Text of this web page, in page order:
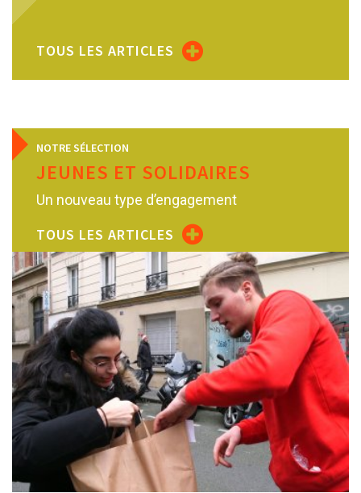
TOUS LES ARTICLES
NOTRE SÉLECTION
JEUNES ET SOLIDAIRES
Un nouveau type d’engagement
TOUS LES ARTICLES